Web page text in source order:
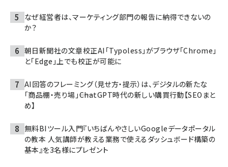
なぜ経営者は、マーケティング部門の報告に納得できないの
か？
朝日新聞社の文章校正AI「Typoless」がブラウザ「Chrome」
と「Edge」上でも校正が可能に
AI回答のフレーミング（見せ方・提示）は、デジタルの新たな
「商品棚・売り場」――ChatGPT時代の新しい購買行動【SEOまと
め】
無料BIツール入門『いちばんやさしいGoogleデータポータル
の教本 人気講師が教える業務で使えるダッシュボード構築の
基本』を3名様にプレゼント